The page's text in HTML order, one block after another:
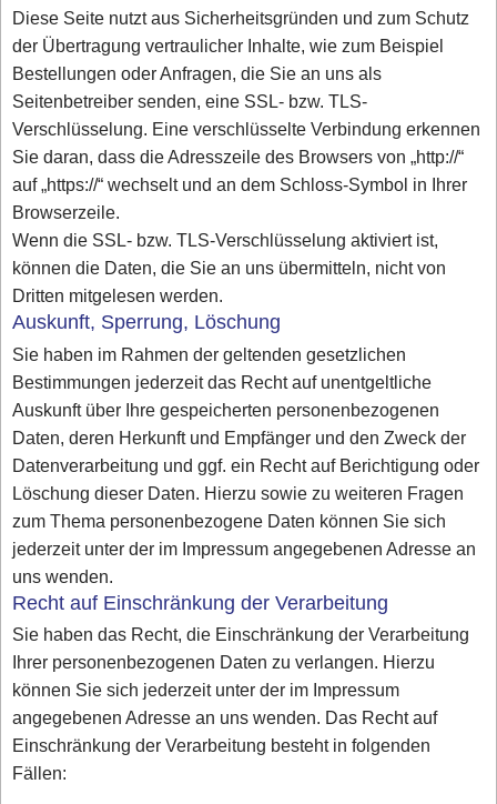
Diese Seite nutzt aus Sicherheitsgründen und zum Schutz
der Übertragung vertraulicher Inhalte, wie zum Beispiel
Bestellungen oder Anfragen, die Sie an uns als
Seitenbetreiber senden, eine SSL- bzw. TLS-
Verschlüsselung. Eine verschlüsselte Verbindung erkennen
Sie daran, dass die Adresszeile des Browsers von „http://“
auf „https://“ wechselt und an dem Schloss-Symbol in Ihrer
Browserzeile.
Wenn die SSL- bzw. TLS-Verschlüsselung aktiviert ist,
können die Daten, die Sie an uns übermitteln, nicht von
Dritten mitgelesen werden.
Auskunft, Sperrung, Löschung
Sie haben im Rahmen der geltenden gesetzlichen
Bestimmungen jederzeit das Recht auf unentgeltliche
Auskunft über Ihre gespeicherten personenbezogenen
Daten, deren Herkunft und Empfänger und den Zweck der
Datenverarbeitung und ggf. ein Recht auf Berichtigung oder
Löschung dieser Daten. Hierzu sowie zu weiteren Fragen
zum Thema personenbezogene Daten können Sie sich
jederzeit unter der im Impressum angegebenen Adresse an
uns wenden.
Recht auf Einschränkung der Verarbeitung
Sie haben das Recht, die Einschränkung der Verarbeitung
Ihrer personenbezogenen Daten zu verlangen. Hierzu
können Sie sich jederzeit unter der im Impressum
angegebenen Adresse an uns wenden. Das Recht auf
Einschränkung der Verarbeitung besteht in folgenden
Fällen: